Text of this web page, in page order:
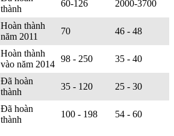
thành
60-126 2000-3700
Hoàn thành
năm 2011
70 46 - 48
Hoàn thành
vào năm 2014
98 - 250 35 - 40
Đã hoàn
thành
35 - 120 25 - 30
Đã hoàn
thành
100 - 198 54 - 60